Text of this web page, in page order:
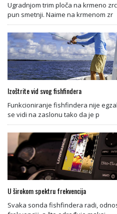
Ugradnjom trim ploča na krmeno
pun smetnji. Naime na krmenom zr
Izoštrite vid svog fishfindera
Funkcioniranje fishfindera nije
se vidi na zaslonu tako da je p
U širokom spektru frekvencija
Svaka sonda fishfindera radi,